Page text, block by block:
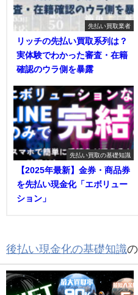
先払い買取業者
リッチの先払い買取系列は？
実体験でわかった審査・在籍
確認のウラ側を暴露
先払い買取の基礎知識
【2025年最新】金券・商品券
を先払い現金化「エボリュー
ション」
後払い現金化の基礎知識